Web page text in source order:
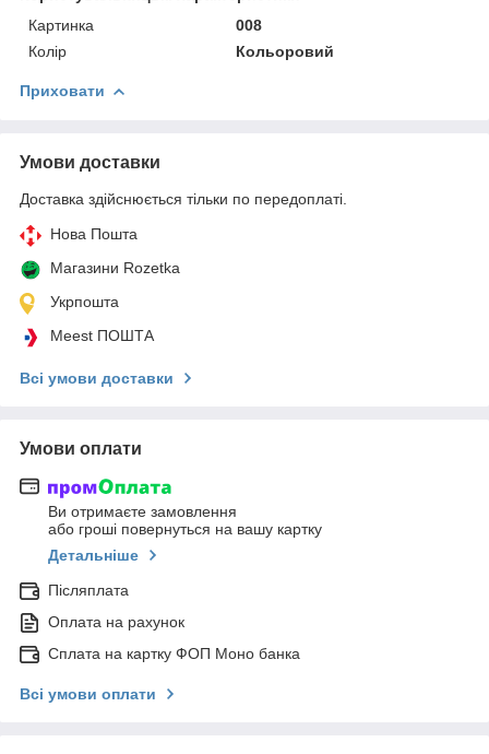
Картинка
008
Колір
Кольоровий
Приховати
Умови доставки
Доставка здійснюється тільки по передоплаті.
Нова Пошта
Магазини Rozetka
Укрпошта
Meest ПОШТА
Всі умови доставки
Умови оплати
Ви отримаєте замовлення
або гроші повернуться на вашу картку
Детальніше
Післяплата
Оплата на рахунок
Сплата на картку ФОП Моно банка
Всі умови оплати